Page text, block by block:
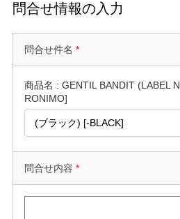
問合せ情報の入力
問合せ件名 *
商品名 : GENTIL BANDIT (LABEL
RONIMO]
問合せ内容 *